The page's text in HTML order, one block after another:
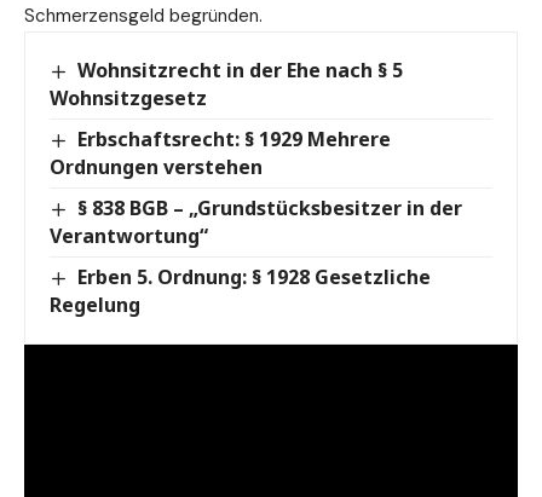
Schmerzensgeld begründen.
Wohnsitzrecht in der Ehe nach § 5
Wohnsitzgesetz
Erbschaftsrecht: § 1929 Mehrere
Ordnungen verstehen
§ 838 BGB – „Grundstücksbesitzer in der
Verantwortung“
Erben 5. Ordnung: § 1928 Gesetzliche
Regelung